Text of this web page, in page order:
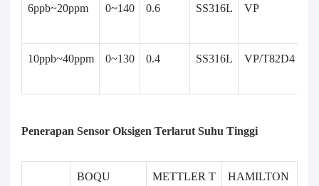
6ppb~20ppm 0~140 0.6 SS316L VP
10ppb~40ppm 0~130 0.4 SS316L VP/T82D4
Penerapan Sensor Oksigen Terlarut Suhu Tinggi
BOQU
METTLER T
HAMILTON